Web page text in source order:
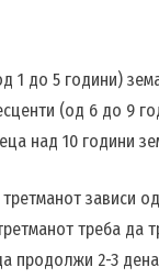
1 до 5 години)
(од 6 до 9
над 10 години
зависи
треба да
продолжи 2-3